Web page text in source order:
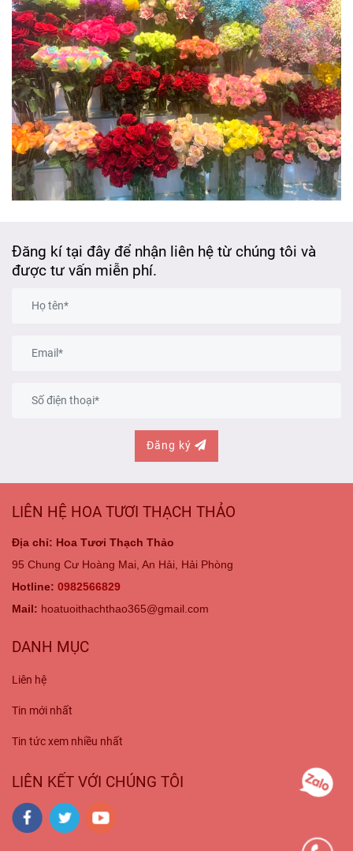
Đăng kí tại đây để nhận liên hệ từ chúng tôi và
được tư vấn miễn phí.
Đăng ký
LIÊN HỆ HOA TƯƠI THẠCH THẢO
Địa chỉ: Hoa Tươi Thạch Thảo
95 Chung Cư Hoàng Mai, An Hải, Hải Phòng
Hotline: 0982566829
Mail: hoatuoithachthao365@gmail.com
DANH MỤC
Liên hệ
Tin mới nhất
Tin tức xem nhiều nhất
LIÊN KẾT VỚI CHÚNG TÔI